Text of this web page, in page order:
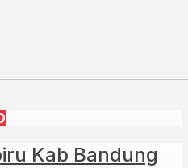
Kab Bandung